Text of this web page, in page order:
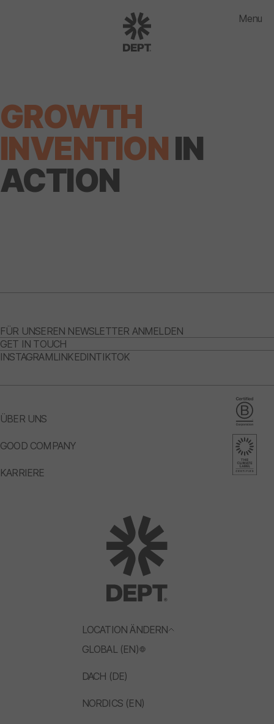
Menu
GROWTH
INVENTIONIN
ACTION
LOCATION ÄNDERN
GLOBAL (EN)
DACH (DE)
NORDICS (EN)
ÜBER UNS
GOOD COMPANY
KARRIERE
FÜR UNSEREN NEWSLETTER ANMELDEN
GET IN TOUCH
INSTAGRAMLINKEDINTIKTOK